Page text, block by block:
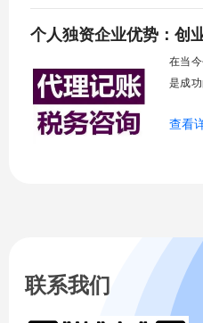
需要
的多
个人独资企业优势：创
在当
是成
然人
查看
联系我们